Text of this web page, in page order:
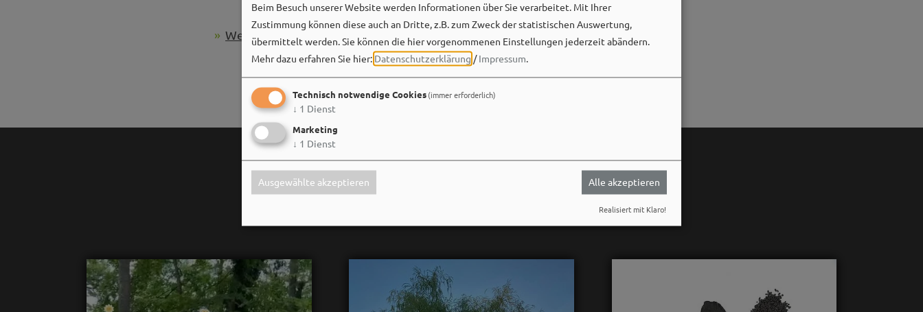
Weißenburger Kunstpreis 2020
Beim Besuch unserer Website werden Informationen über Sie verarbeitet. Mit Ihrer
Zustimmung können diese auch an Dritte, z.B. zum Zweck der statistischen Auswertung,
übermittelt werden. Sie können die hier vorgenommenen Einstellungen jederzeit abändern.
Mehr dazu erfahren Sie hier: Datenschutzerklärung /Impressum.
Technisch notwendige Cookies(immer erforderlich)
↓ 1 Dienst
Marketing
↓ 1 Dienst
Ausgewählte akzeptieren Alle akzeptieren
Realisiert mit Klaro!